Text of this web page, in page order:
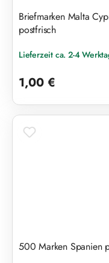
Briefmarken Malta
postfrisch
Lieferzeit ca. 2-4
1,00 €
500 Marken Spanien